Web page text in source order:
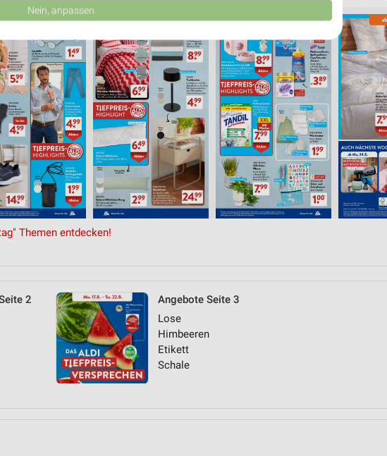
Themen entdecken!
2
Angebote Seite 3
Lose
Himbeeren
Etikett
Schale
von Inhalten
Inhalte
Kombinationen von Daten aus verschiedenen
identifizieren
Nein, anpassen